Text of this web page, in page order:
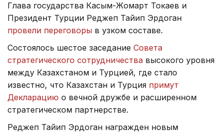
Глава государства Касым-Жомарт Токаев и
Президент Турции Реджеп Тайип Эрдоган
провели переговоры в узком составе.
Состоялось шестое заседание Совета
стратегического сотрудничества высокого уровня
между Казахстаном и Турцией, где стало
известно, что Казахстан и Турция примут
Декларацию о вечной дружбе и расширенном
стратегическом партнерстве.
Реджеп Тайип Эрдоган награжден новым